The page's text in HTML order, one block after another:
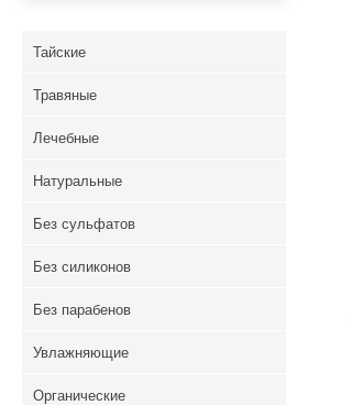
Тайские
Травяные
Лечебные
Натуральные
Без сульфатов
Без силиконов
Без парабенов
Увлажняющие
Органические